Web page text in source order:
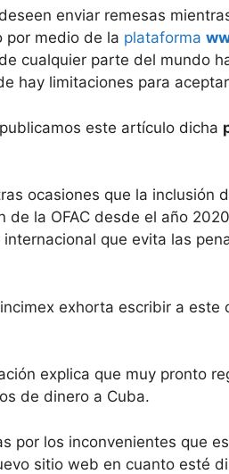
enviar remesas
por medio de la plataforma
cualquier parte del mundo
hay limitaciones para
este artículo dicha
ocasiones que la inclusión
de la OFAC desde el año
que evita las
exhorta escribir a este
explica que muy pronto
de dinero a Cuba.
por los inconvenientes que
sitio web en cuanto esté